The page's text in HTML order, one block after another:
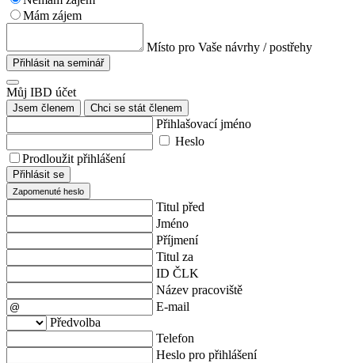
Mám zájem
Místo pro Vaše návrhy / postřehy
Přihlásit na seminář
Můj IBD účet
Jsem členem Chci se stát členem
Přihlašovací jméno
Heslo
Prodloužit přihlášení
Přihlásit se
Zapomenuté heslo
Titul před
Jméno
Příjmení
Titul za
ID ČLK
Název pracoviště
E-mail
Předvolba
Telefon
Heslo pro přihlášení